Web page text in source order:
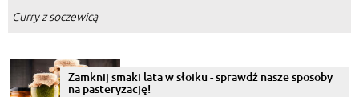
Curry z soczewicą
Zamknij smaki lata w słoiku - sprawdź nasze sposoby
na pasteryzację!